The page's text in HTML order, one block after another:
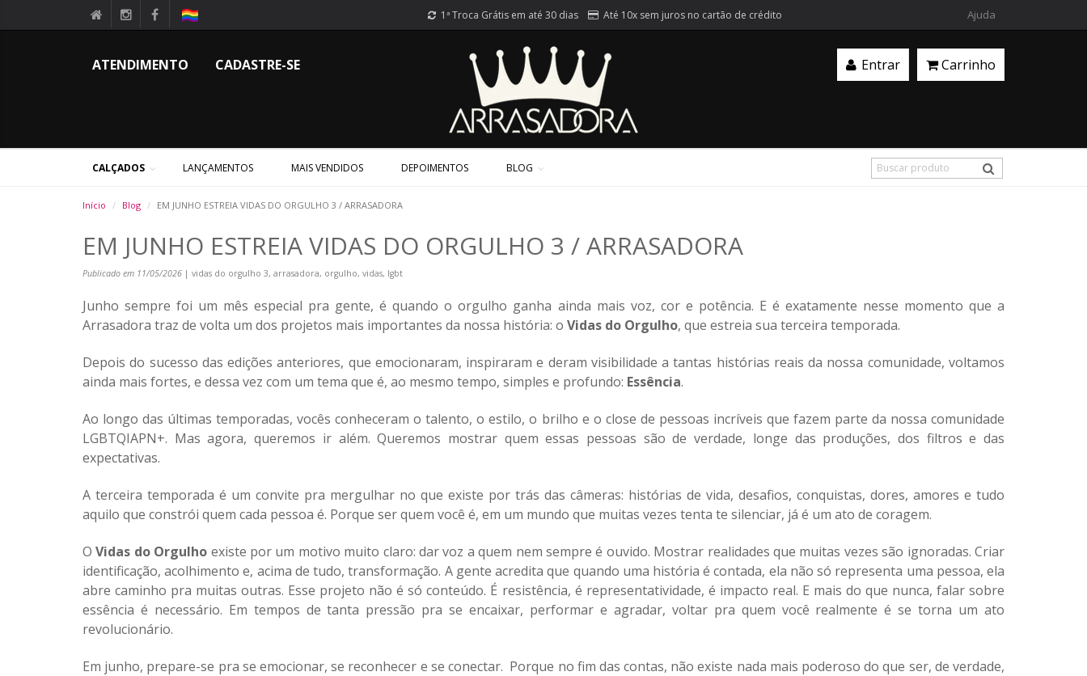
1ª Troca Grátis em até 30 dias Até 10x sem juros no cartão de crédito Ajuda
ATENDIMENTO CADASTRE-SE Entrar Carrinho
CALÇADOS LANÇAMENTOS MAIS VENDIDOS DEPOIMENTOS BLOG
Início Blog EM JUNHO ESTREIA VIDAS DO ORGULHO 3 / ARRASADORA
EM JUNHO ESTREIA VIDAS DO ORGULHO 3 / ARRASADORA
Publicado em 11/05/2026 | vidas do orgulho 3, arrasadora, orgulho, vidas, lgbt
Junho sempre foi um mês especial pra gente, é quando o orgulho ganha ainda mais voz, cor e potência. E é exatamente nesse momento que a
Arrasadora traz de volta um dos projetos mais importantes da nossa história: o Vidas do Orgulho, que estreia sua terceira temporada.
Depois do sucesso das edições anteriores, que emocionaram, inspiraram e deram visibilidade a tantas histórias reais da nossa comunidade, voltamos
ainda mais fortes, e dessa vez com um tema que é, ao mesmo tempo, simples e profundo: Essência.
Ao longo das últimas temporadas, vocês conheceram o talento, o estilo, o brilho e o close de pessoas incríveis que fazem parte da nossa comunidade
LGBTQIAPN+. Mas agora, queremos ir além. Queremos mostrar quem essas pessoas são de verdade, longe das produções, dos filtros e das
expectativas.
A terceira temporada é um convite pra mergulhar no que existe por trás das câmeras: histórias de vida, desafios, conquistas, dores, amores e tudo
aquilo que constrói quem cada pessoa é. Porque ser quem você é, em um mundo que muitas vezes tenta te silenciar, já é um ato de coragem.
OVidas do Orgulho existe por um motivo muito claro: dar voz a quem nem sempre é ouvido. Mostrar realidades que muitas vezes são ignoradas. Criar
identificação, acolhimento e, acima de tudo, transformação. A gente acredita que quando uma história é contada, ela não só representa uma pessoa, ela
abre caminho pra muitas outras. Esse projeto não é só conteúdo. É resistência, é representatividade, é impacto real. E mais do que nunca, falar sobre
essência é necessário. Em tempos de tanta pressão pra se encaixar, performar e agradar, voltar pra quem você realmente é se torna um ato
revolucionário.
Em junho, prepare-se pra se emocionar, se reconhecer e se conectar. Porque no fim das contas, não existe nada mais poderoso do que ser, de verdade,